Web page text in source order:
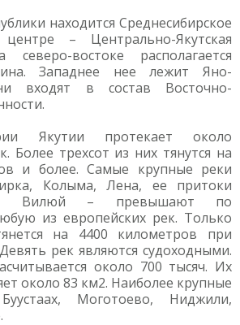
находится Среднесибирское
– Центрально-Якутская
северо-востоке располагается
Западнее нее лежит Яно-
входят в состав Восточно-
Якутии протекает около
Более трехсот из них тянутся на
и более. Самые крупные реки
Колыма, Лена, ее притоки
Вилюй – превышают по
из европейских рек. Только
на 4400 километров при
рек являются судоходными.
около 700 тысяч. Их
около 83 км2. Наиболее крупные
Моготоево, Ниджили,